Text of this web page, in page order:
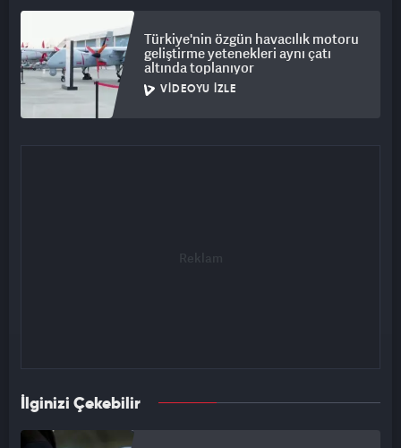
Türkiye'nin özgün havacılık motoru
geliştirme yetenekleri aynı çatı
altında toplanıyor
VIDEOYU İZLE
İlginizi Çekebilir